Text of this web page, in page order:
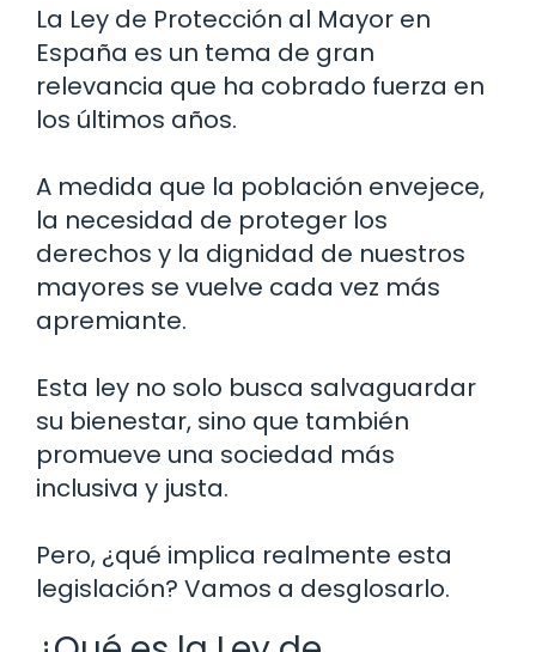
La Ley de Protección al Mayor en
España es un tema de gran
relevancia que ha cobrado fuerza en
los últimos años.
A medida que la población envejece,
la necesidad de proteger los
derechos y la dignidad de nuestros
mayores se vuelve cada vez más
apremiante.
Esta ley no solo busca salvaguardar
su bienestar, sino que también
promueve una sociedad más
inclusiva y justa.
Pero, ¿qué implica realmente esta
legislación? Vamos a desglosarlo.